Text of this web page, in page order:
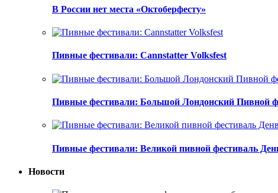
В России нет места «Октоберфесту»
Пивные фестивали: Cannstatter Volksfest
Пивные фестивали: Большой Лондонский Пивной
Пивные фестивали: Великой пивной фестиваль
Новости